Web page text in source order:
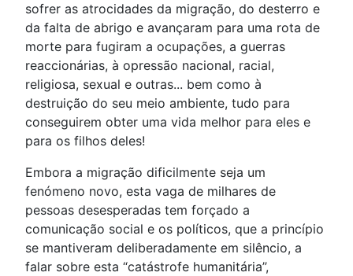
sofrer as atrocidades da migração, do desterro e
da falta de abrigo e avançaram para uma rota de
morte para fugiram a ocupações, a guerras
reaccionárias, à opressão nacional, racial,
religiosa, sexual e outras... bem como à
destruição do seu meio ambiente, tudo para
conseguirem obter uma vida melhor para eles e
para os filhos deles!
Embora a migração dificilmente seja um
fenómeno novo, esta vaga de milhares de
pessoas desesperadas tem forçado a
comunicação social e os políticos, que a princípio
se mantiveram deliberadamente em silêncio, a
falar sobre esta “catástrofe humanitária”,